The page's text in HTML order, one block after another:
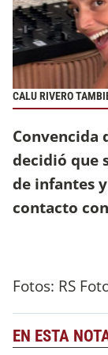
CALU RIVERO
Convencida
decidió que
de infantes
contacto
Fotos: RS
EN ESTA